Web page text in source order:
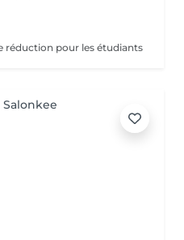
réduction pour les étudiants